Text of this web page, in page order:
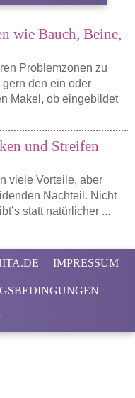
wie Bauch, Beine,
Problemzonen zu
den ein oder
Makel, ob eingebildet
und Streifen
viele Vorteile, aber
Nachteil. Nicht
statt natürlicher ...
IMPRESSUM